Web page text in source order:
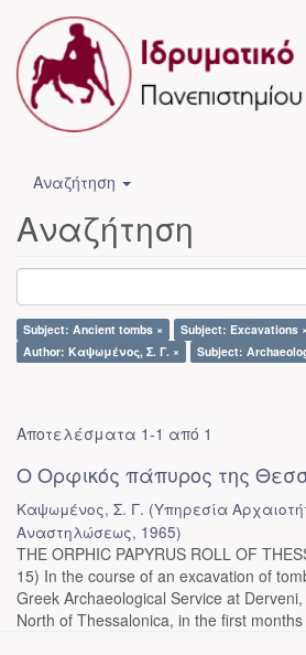
Αναζήτηση
Αναζήτηση
Subject: Ancient tombs ×
Subject: Excavations ×
Author: Καψωμένος, Σ. Γ. ×
Subject:
Αποτελέσματα 1-1 από 1
Ο Ορφικός πάπυρος της
Καψωμένος, Σ. Γ. (Υπηρεσία
Αναστηλώσεως, 1965)
THE ORPHIC PAPYRUS ROLL OF
15) In the course of an excavation of
Greek Archaeological Service at
North of Thessalonica, in the first